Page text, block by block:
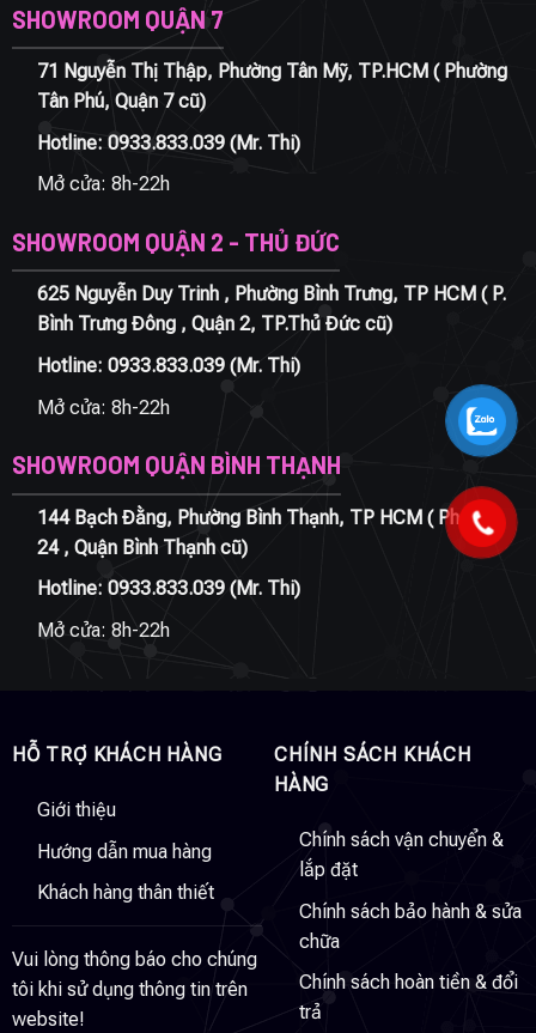
SHOWROOM QUẬN 7
71 Nguyễn Thị Thập, Phường Tân Mỹ, TP.HCM ( Phường
Tân Phú, Quận 7 cũ)
Hotline: 0933.833.039(Mr. Thi)
Mở cửa: 8h-22h
SHOWROOM QUẬN 2 - THỦ ĐỨC
625 Nguyễn Duy Trinh , Phường Bình Trưng, TP HCM ( P.
Bình Trưng Đông , Quận 2, TP.Thủ Đức cũ)
Hotline: 0933.833.039(Mr. Thi)
Mở cửa: 8h-22h
SHOWROOM QUẬN BÌNH THẠNH
144 Bạch Đằng, Phường Bình Thạnh, TP HCM ( Phường
24 , Quận Bình Thạnh cũ)
Hotline: 0933.833.039(Mr. Thi)
Mở cửa: 8h-22h
HỖ TRỢ KHÁCH HÀNG
Giới thiệu
Hướng dẫn mua hàng
Khách hàng thân thiết
Vui lòng thông báo cho chúng
tôi khi sử dụng thông tin trên
website!
CHÍNH SÁCH KHÁCH
HÀNG
Chính sách vận chuyển &
lắp đặt
Chính sách bảo hành & sửa
chữa
Chính sách hoàn tiền & đổi
trả